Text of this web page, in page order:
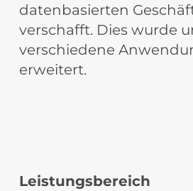
datenbasierten
verschafft. Dies wurde
verschiedene
erweitert.
Leistungsbereich